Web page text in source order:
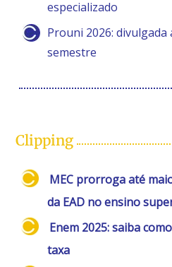
especializado
Prouni 2026: divulgada
semestre
Clipping
MEC prorroga até
da EAD no ensino
Enem 2025: saiba
taxa